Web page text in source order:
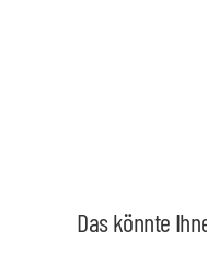
Das könnte